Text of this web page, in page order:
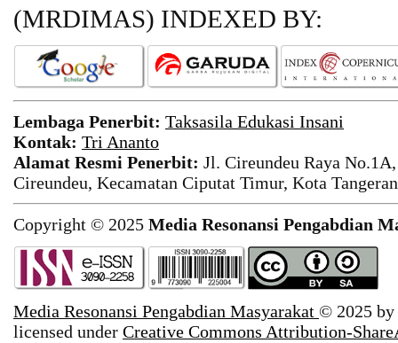
(MRDIMAS) INDEXED BY:
Lembaga Penerbit: Taksasila Edukasi Insani
Kontak: Tri Ananto
Alamat Resmi Penerbit: Jl. Cireundeu Raya
Cireundeu, Kecamatan Ciputat Timur, Kota
Copyright © 2025 Media Resonansi Pengabdian
Media Resonansi Pengabdian Masyarakat © 2025 by
licensed under Creative Commons Attribution-